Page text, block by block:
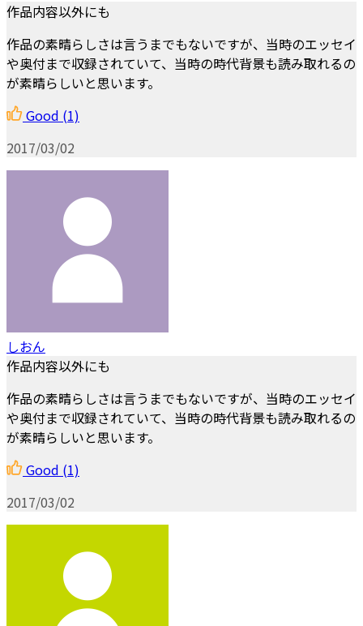
作品内容以外にも
作品の素晴らしさは言うまでもないですが、当時のエッセイ
や奥付まで収録されていて、当時の時代背景も読み取れるの
が素晴らしいと思います。
Good (1)
2017/03/02
しおん
作品内容以外にも
作品の素晴らしさは言うまでもないですが、当時のエッセイ
や奥付まで収録されていて、当時の時代背景も読み取れるの
が素晴らしいと思います。
Good (1)
2017/03/02